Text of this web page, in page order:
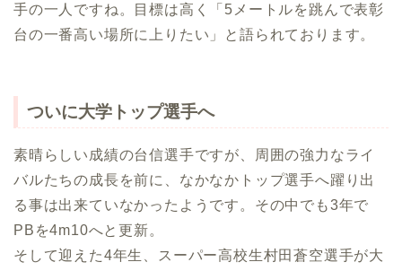
手の一人ですね。
目標は高く「5メートルを跳んで表彰
台の一番高い場所に上りたい」と語られております。
ついに大学トップ選手へ
素晴らしい成績の台信選手ですが、周囲の強力なライ
バルたちの成長を前に、なかなかトップ選手へ躍り出
る事は出来ていなかったようです。その中でも3年で
PBを4m10へと更新。
そして迎えた4年生、スーパー高校生村田蒼空選手が大